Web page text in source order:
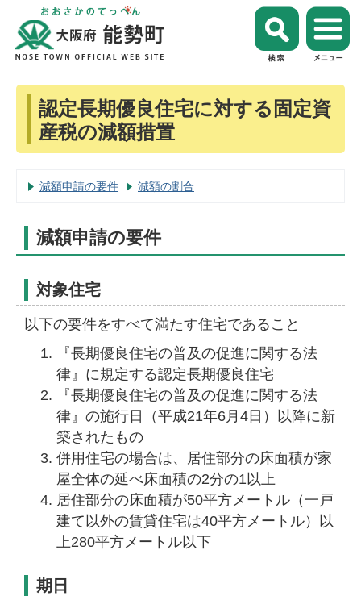
認定長期優良住宅に対する固定資
産税の減額措置
減額申請の要件 減額の割合
減額申請の要件
対象住宅
以下の要件をすべて満たす住宅であること
『長期優良住宅の普及の促進に関する法
律』に規定する認定長期優良住宅
『長期優良住宅の普及の促進に関する法
律』の施行日（平成21年6月4日）以降に新
築されたもの
併用住宅の場合は、居住部分の床面積が家
屋全体の延べ床面積の2分の1以上
居住部分の床面積が50平方メートル（一戸
建て以外の賃貸住宅は40平方メートル）以
上280平方メートル以下
期日